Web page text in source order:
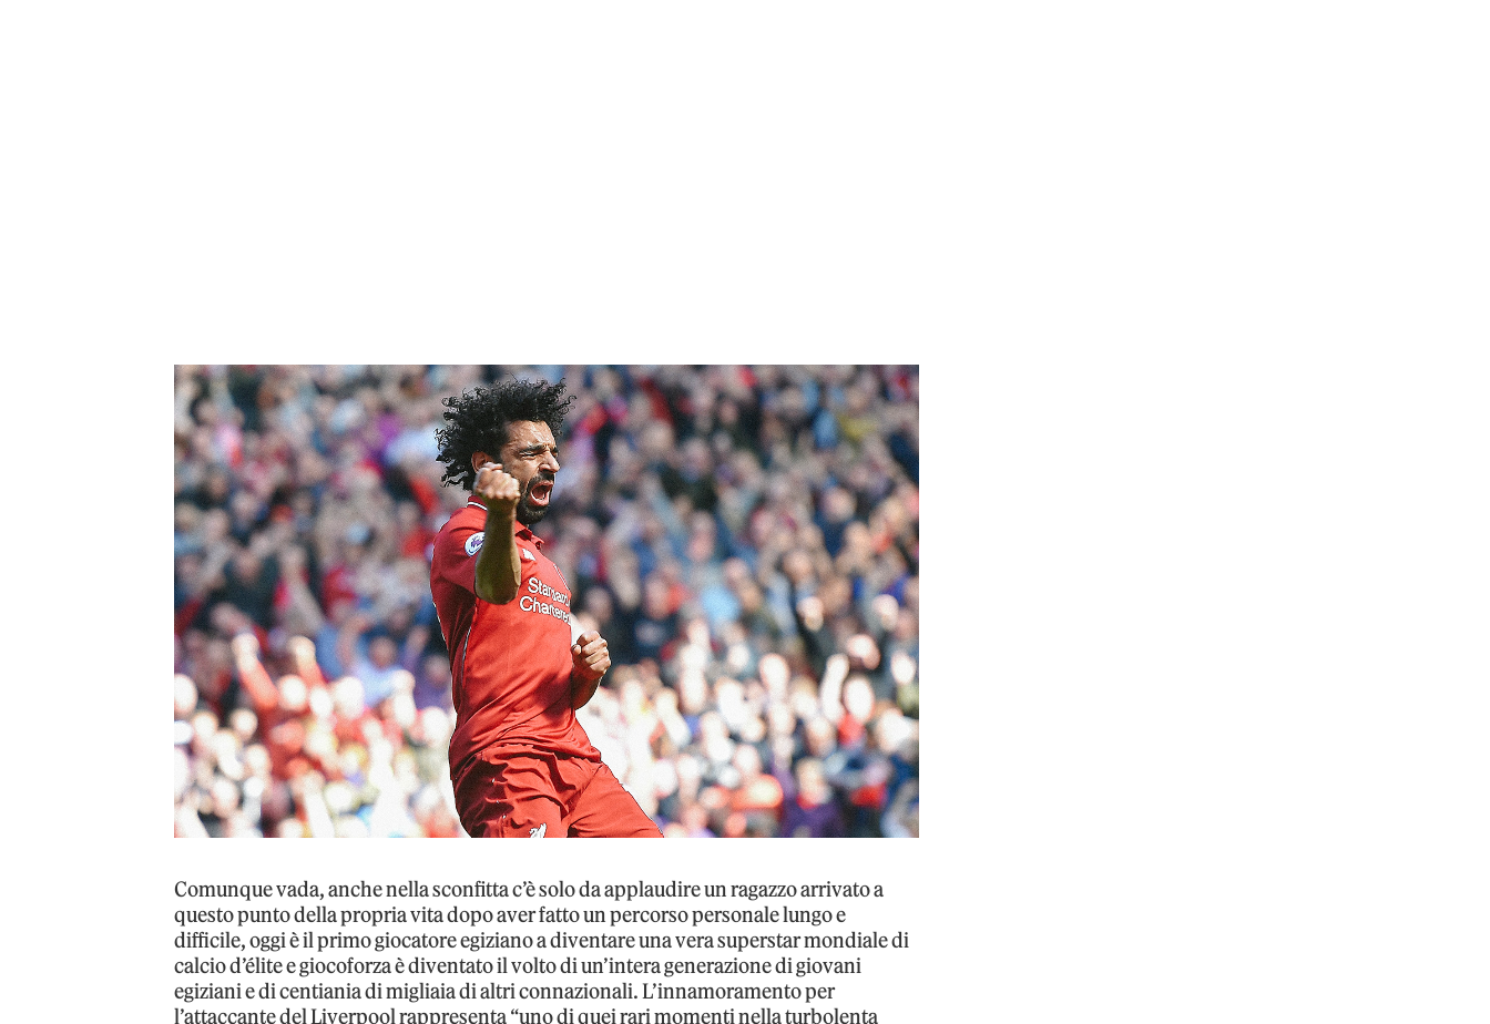
Comunque vada, anche nella sconfitta c’è solo da applaudire un ragazzo arrivato a
questo punto della propria vita dopo aver fatto un percorso personale lungo e
difficile, oggi è il primo giocatore egiziano a diventare una vera superstar mondiale di
calcio d’élite e giocoforza è diventato il volto di un’intera generazione di giovani
egiziani e di centiania di migliaia di altri connazionali. L’innamoramento per
l’attaccante del Liverpool rappresenta “uno di quei rari momenti nella turbolenta